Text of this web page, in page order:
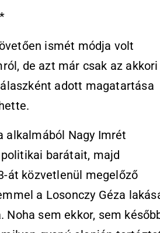
*
ismét módja volt
de azt már csak az akkori
adott magatartása
alkalmából Nagy Imrét
barátait, majd
át közvetlenül megelőző
a Losonczy Géza
sem ekkor, sem